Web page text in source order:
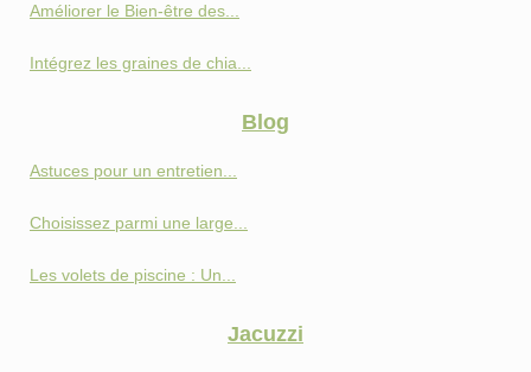
Améliorer le Bien-être des...
Intégrez les graines de chia...
Blog
Astuces pour un entretien...
Choisissez parmi une large...
Les volets de piscine : Un...
Jacuzzi